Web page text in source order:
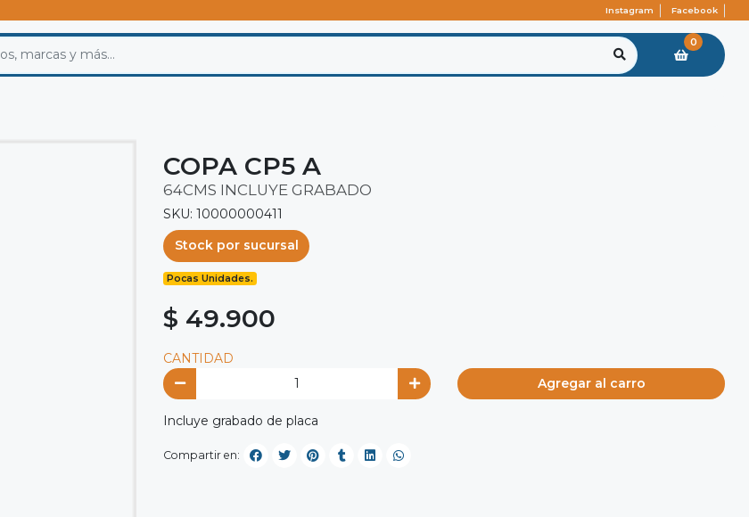
Instagram Facebook
0
COPA CP5 A
64CMS INCLUYE GRABADO
SKU: 10000000411
Stock por sucursal
Pocas Unidades.
$ 49.900
CANTIDAD
Agregar al carro
Incluye grabado de placa
Compartir en: